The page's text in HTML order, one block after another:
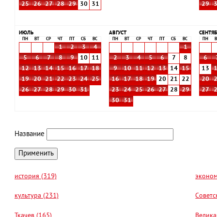
25
26 27 28 29 30 31
29
ИЮЛЬ
ПН ВТ СР ЧТ СБ ВС
1 2 3
4
5
6 7 8 9 10
11
12
13 14 15 16 17
18
19
20 21 22 23 24
25
26
27 28 29 30 31
АВГУСТ
ПН ВТ СР ЧТ СБ ВС
1
2
3 4 5 6 7
8
9
10 11 12 13 14
15
16
17 18 19 20 21
22
23
24 25 26 27 28
29
30
31
ПН
6
13
20
27
Название
история (319)
культура (231)
Ткачев (165)